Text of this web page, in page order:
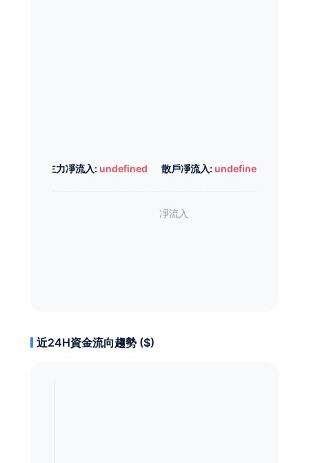
主力凈流入: undefined 散戶凈流入: undefined
近24H資金流向趨勢 ($)